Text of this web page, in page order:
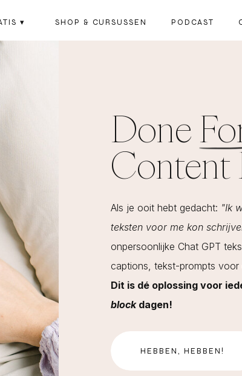
PODCAST
▾ SHOP & CURSUSSEN
Done
Content
Als je ooit hebt gedacht: "Ik
teksten voor me kon
onpersoonlijke Chat GPT
captions, tekst-prompts voor
Dit is dé oplossing voor
blockdagen!
HEBBEN, HEBBEN!